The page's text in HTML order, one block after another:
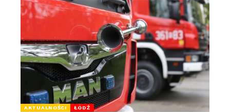
AKTUALNOŚCI ŁÓDŹ